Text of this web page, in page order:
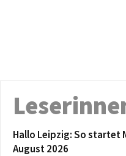
Hallo Leipzig: So startet
August 2026